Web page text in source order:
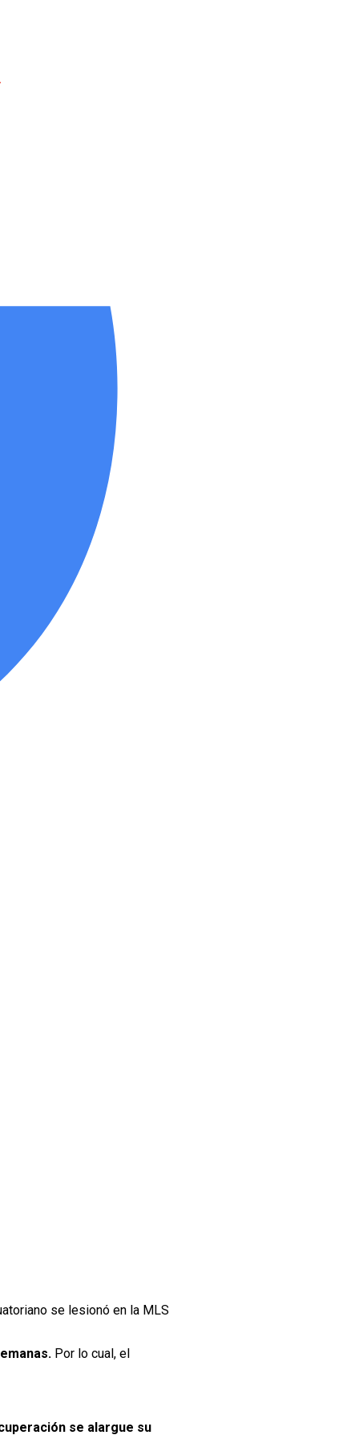
se lesionó en la MLS
Por lo cual, el
se alargue su